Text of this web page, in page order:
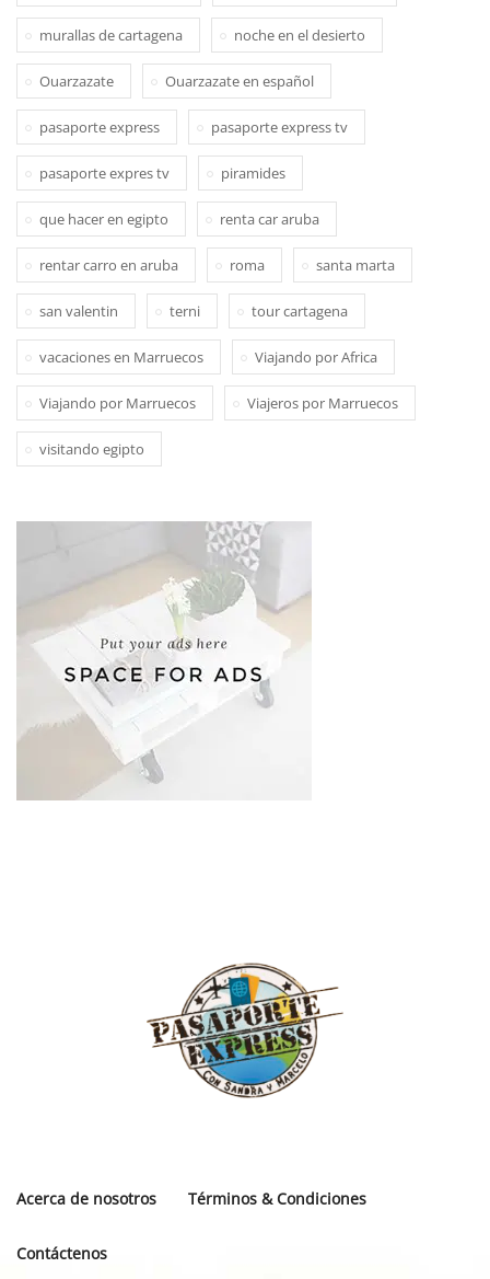
murallas de cartagena noche en el desierto
Ouarzazate Ouarzazate en español
pasaporte express pasaporte express tv
pasaporte expres tv piramides
que hacer en egipto renta car aruba
rentar carro en aruba roma santa marta
san valentin terni tour cartagena
vacaciones en Marruecos Viajando por Africa
Viajando por Marruecos Viajeros por Marruecos
visitando egipto
Acerca de nosotros Términos & Condiciones
Contáctenos